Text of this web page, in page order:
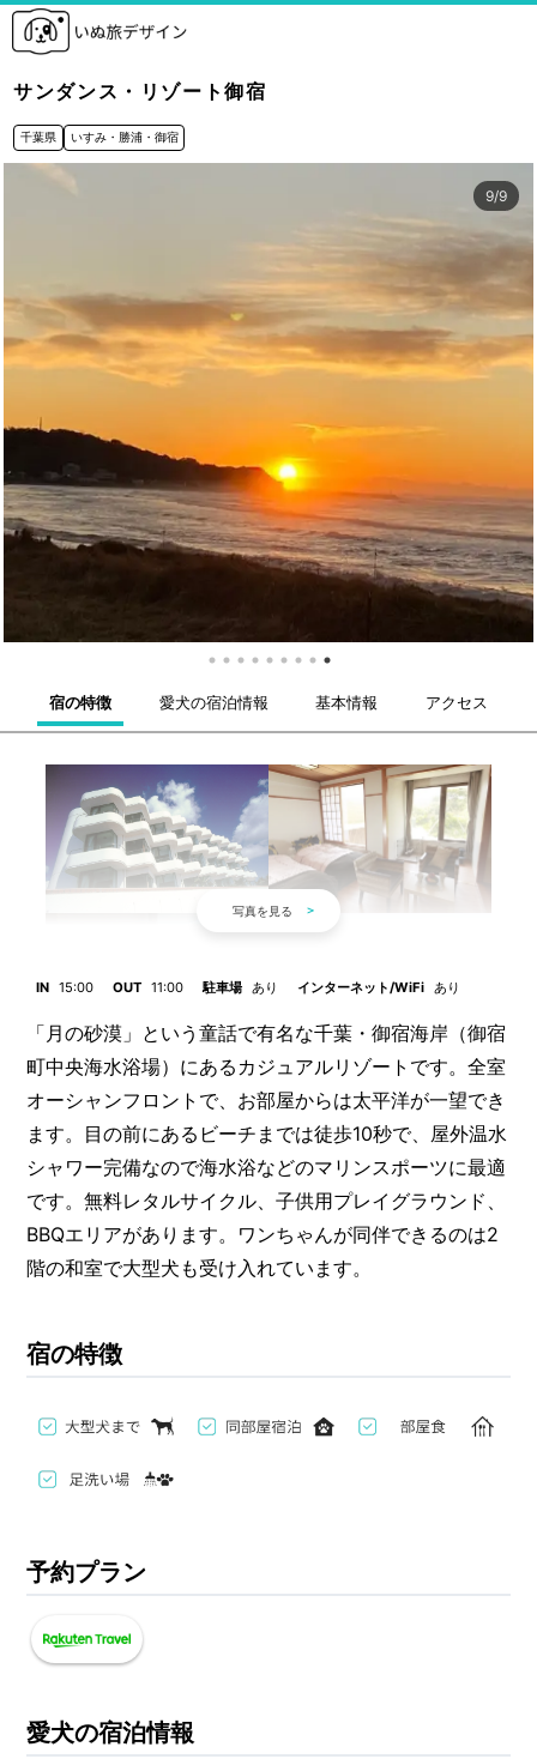
サンダンス・リゾート御宿
千葉県 いすみ・勝浦・御宿
9/9
宿の特徴 愛犬の宿泊情報 基本情報 アクセス
IN 15:00 OUT 11:00 駐車場 あり インターネット/WiFi あり
「月の砂漠」という童話で有名な千葉・御宿海岸（御宿
町中央海水浴場）にあるカジュアルリゾートです。全室
オーシャンフロントで、お部屋からは太平洋が一望でき
ます。目の前にあるビーチまでは徒歩10秒で、屋外温水
シャワー完備なので海水浴などのマリンスポーツに最適
です。無料レタルサイクル、子供用プレイグラウンド、
BBQエリアがあります。ワンちゃんが同伴できるのは2
階の和室で大型犬も受け入れています。
宿の特徴
予約プラン
愛犬の宿泊情報